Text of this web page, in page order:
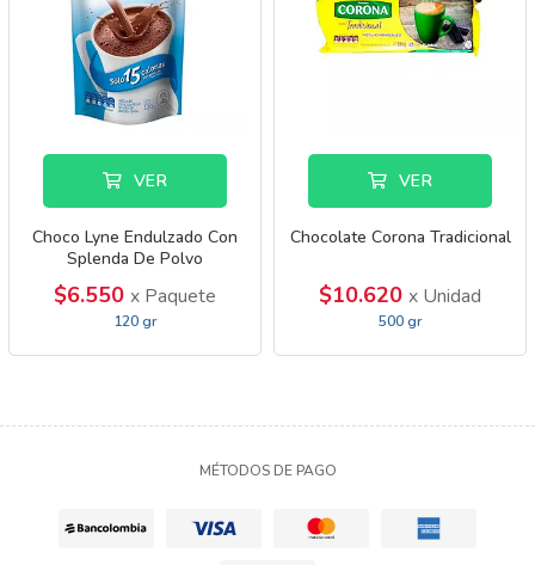
VER
Choco Lyne Endulzado Con
Splenda De Polvo
$6.550 x Paquete
120 gr
VER
Chocolate Corona Tradicional
$10.620 x Unidad
500 gr
MÉTODOS DE PAGO